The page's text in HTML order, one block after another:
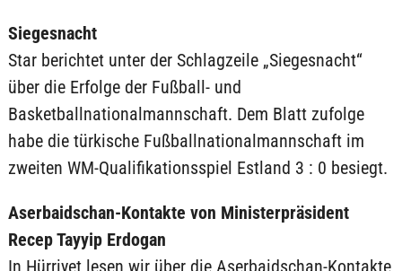
Siegesnacht
Star berichtet unter der Schlagzeile „Siegesnacht“
über die Erfolge der Fußball- und
Basketballnationalmannschaft. Dem Blatt zufolge
habe die türkische Fußballnationalmannschaft im
zweiten WM-Qualifikationsspiel Estland 3 : 0 besiegt.
Aserbaidschan-Kontakte von Ministerpräsident
Recep Tayyip Erdogan
In Hürriyet lesen wir über die Aserbaidschan-Kontakte